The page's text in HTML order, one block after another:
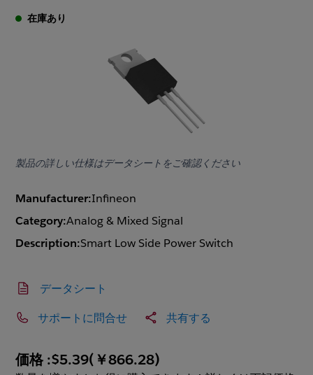
在庫あり
製品の詳しい仕様はデータシートをご確認ください
Manufacturer:Infineon
Category:Analog & Mixed Signal
Description:Smart Low Side Power Switch
データシート
サポートに問合せ 共有する
価格 :$5.39(￥866.28)